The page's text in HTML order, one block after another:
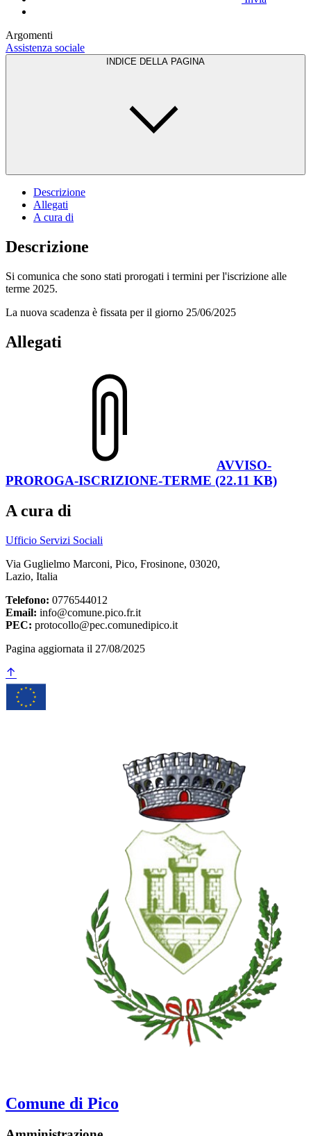
Argomenti
Assistenza sociale
INDICE DELLA PAGINA
Descrizione
Allegati
A cura di
Descrizione
Si comunica che sono stati prorogati i termini per l'iscrizione alle
terme 2025.
La nuova scadenza è fissata per il giorno 25/06/2025
Allegati
AVVISO-
PROROGA-ISCRIZIONE-TERME (22.11 KB)
A cura di
Ufficio Servizi Sociali
Via Guglielmo Marconi, Pico, Frosinone, 03020,
Lazio, Italia
Telefono: 0776544012
Email: info@comune.pico.fr.it
PEC: protocollo@pec.comunedipico.it
Pagina aggiornata il 27/08/2025
Comune di Pico